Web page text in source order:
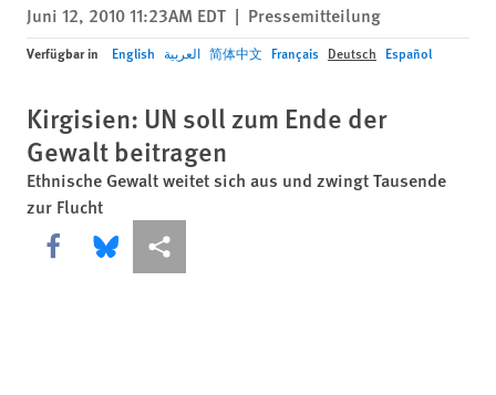
Juni 12, 2010 11:23AM EDT | Pressemitteilung
Verfügbar in English العربية 简体中文 Français Deutsch Español
Kirgisien: UN soll zum Ende der
Gewalt beitragen
Ethnische Gewalt weitet sich aus und zwingt Tausende
zur Flucht
Share this via Facebook
Share this via Bluesky
More sharing options